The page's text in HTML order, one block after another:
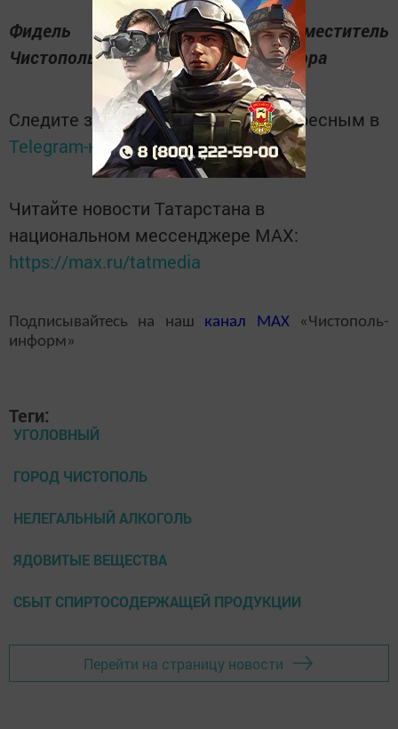
Фидель Ахметзянов, заместитель
Чистопольского городского прокурора
Следите за самым важным и интересным в
Telegram-канале Татмедиа
Читайте новости Татарстана в
национальном мессенджере MАХ:
https://max.ru/tatmedia
Подписывайтесь на наш канал MAX«Чистополь-
информ»
Теги:
УГОЛОВНЫЙ
ГОРОД ЧИСТОПОЛЬ
НЕЛЕГАЛЬНЫЙ АЛКОГОЛЬ
ЯДОВИТЫЕ ВЕЩЕСТВА
СБЫТ СПИРТОСОДЕРЖАЩЕЙ ПРОДУКЦИИ
Перейти на страницу новости